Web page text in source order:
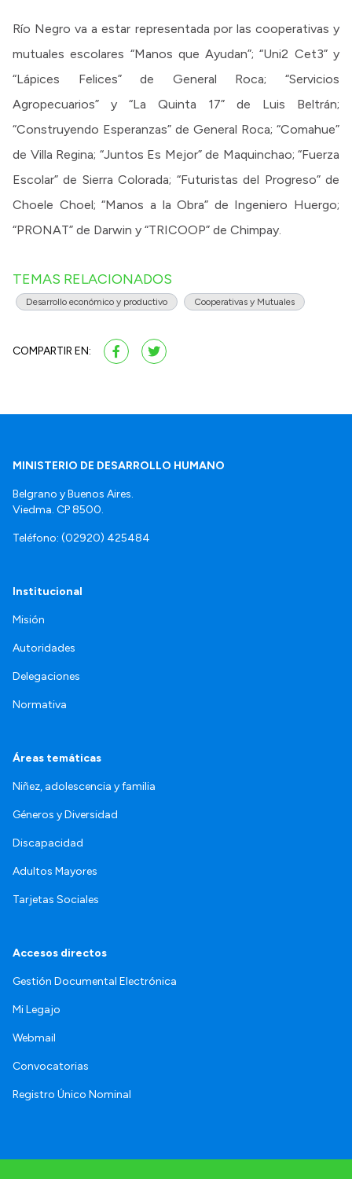
Río Negro va a estar representada por las cooperativas y
mutuales escolares “Manos que Ayudan”; “Uni2 Cet3” y
“Lápices Felices” de General Roca; “Servicios
Agropecuarios” y “La Quinta 17” de Luis Beltrán;
“Construyendo Esperanzas” de General Roca; “Comahue”
de Villa Regina; “Juntos Es Mejor” de Maquinchao; “Fuerza
Escolar” de Sierra Colorada; “Futuristas del Progreso” de
Choele Choel; “Manos a la Obra” de Ingeniero Huergo;
“PRONAT” de Darwin y “TRICOOP” de Chimpay.
TEMAS RELACIONADOS
Desarrollo económico y productivo Cooperativas y Mutuales
COMPARTIR EN:
MINISTERIO DE DESARROLLO HUMANO
Belgrano y Buenos Aires.
Viedma. CP 8500.
Teléfono: (02920) 425484
Institucional
Misión
Autoridades
Delegaciones
Normativa
Áreas temáticas
Niñez, adolescencia y familia
Géneros y Diversidad
Discapacidad
Adultos Mayores
Tarjetas Sociales
Accesos directos
Gestión Documental Electrónica
Mi Legajo
Webmail
Convocatorias
Registro Único Nominal